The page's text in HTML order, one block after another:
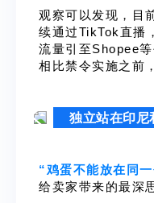
观察可以发现，目
续通过TikTok直播
流量引至Shopee等
相比禁令实施之前
独立站在印尼
“鸡蛋不能放在同
给卖家带来的最深